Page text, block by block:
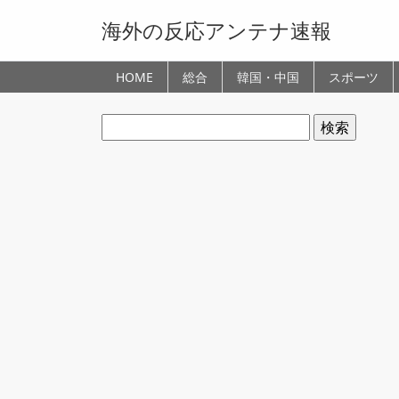
海外の反応アンテナ速報
HOME 総合 韓国・中国 スポーツ
索: